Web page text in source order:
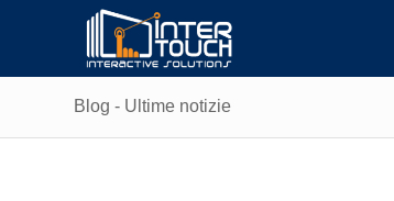
Blog - Ultime notizie